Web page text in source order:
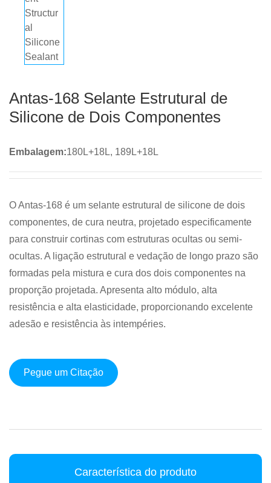
Antas-168 Selante Estrutural de
Silicone de Dois Componentes
Embalagem:180L+18L, 189L+18L
O Antas-168 é um selante estrutural de silicone de dois
componentes, de cura neutra, projetado especificamente
para construir cortinas com estruturas ocultas ou semi-
ocultas. A ligação estrutural e vedação de longo prazo são
formadas pela mistura e cura dos dois componentes na
proporção projetada. Apresenta alto módulo, alta
resistência e alta elasticidade, proporcionando excelente
adesão e resistência às intempéries.
Pegue um Citação
Característica do produto